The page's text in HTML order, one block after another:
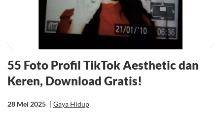
55 Foto Profil TikTok Aesthetic dan
Keren, Download Gratis!
28 Mei 2025 | Gaya Hidup